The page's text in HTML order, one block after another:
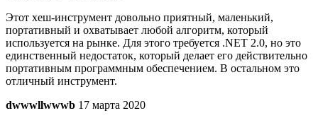
Этот хеш-инструмент довольно приятный, маленький,
портативный и охватывает любой алгоритм, который
используется на рынке. Для этого требуется .NET 2.0, но это
единственный недостаток, который делает его действительно
портативным программным обеспечением. В остальном это
отличный инструмент.
dwwwllwwwb 17 марта 2020